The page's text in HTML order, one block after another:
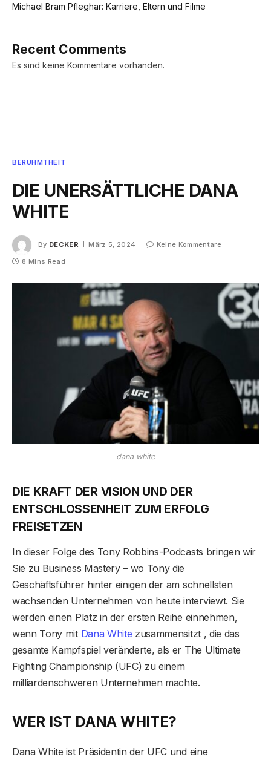
Michael Bram Pfleghar: Karriere, Eltern und Filme
Recent Comments
Es sind keine Kommentare vorhanden.
BERÜHMTHEIT
DIE UNERSÄTTLICHE DANA
WHITE
By DECKER März 5, 2024
Keine Kommentare
8 Mins Read
dana white
DIE KRAFT DER VISION UND DER
ENTSCHLOSSENHEIT ZUM ERFOLG
FREISETZEN
In dieser Folge des Tony Robbins-Podcasts bringen wir
Sie zu Business Mastery – wo Tony die
Geschäftsführer hinter einigen der am schnellsten
wachsenden Unternehmen von heute interviewt. Sie
werden einen Platz in der ersten Reihe einnehmen,
wenn Tony mit Dana White zusammensitzt , die das
gesamte Kampfspiel veränderte, als er The Ultimate
Fighting Championship (UFC) zu einem
milliardenschweren Unternehmen machte.
WER IST DANA WHITE?
Dana White ist Präsidentin der UFC und eine